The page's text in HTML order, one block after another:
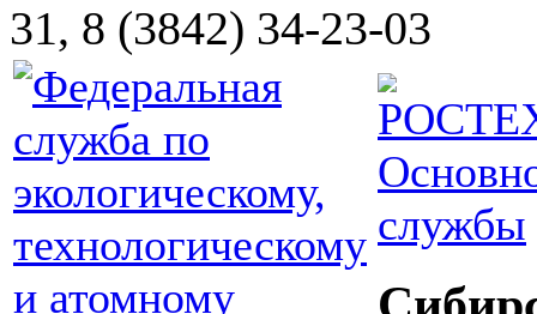
31, 8 (3842) 34-23-03
службы